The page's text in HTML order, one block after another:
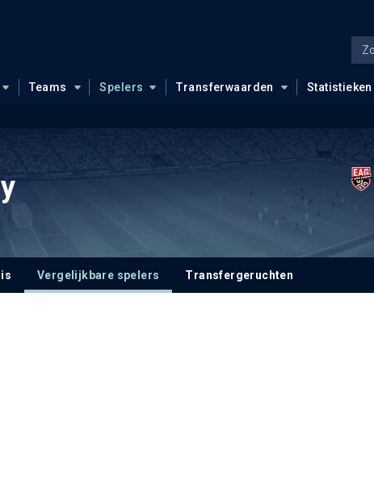
Teams Spelers Transferwaarden Statistieken
Vergelijkbare spelers Transfergeruchten